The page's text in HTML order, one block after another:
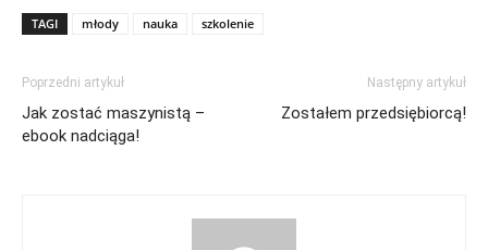
TAGI młody nauka szkolenie
Poprzedni artykuł
Jak zostać maszynistą –
ebook nadciąga!
Następny artykuł
Zostałem przedsiębiorcą!